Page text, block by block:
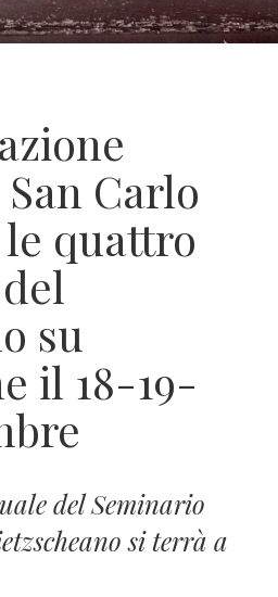
Carlo
quattro
su
il 18-19-
del Seminario
si terrà a